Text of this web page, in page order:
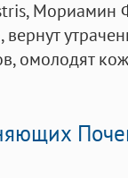
Мориамин
омолодят